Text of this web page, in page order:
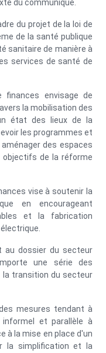
du communiqué.
du projet de la loi de
de la santé publique
sanitaire de manière à
services de santé de
envisage de
la mobilisation des
état des lieux de la
les programmes et
des espaces
de la réforme
vise à soutenir la
en encourageant
et la fabrication
au dossier du secteur
une série des
transition du secteur
mesures tendant à
et parallèle à
à la mise en place d'un
la simplification et la